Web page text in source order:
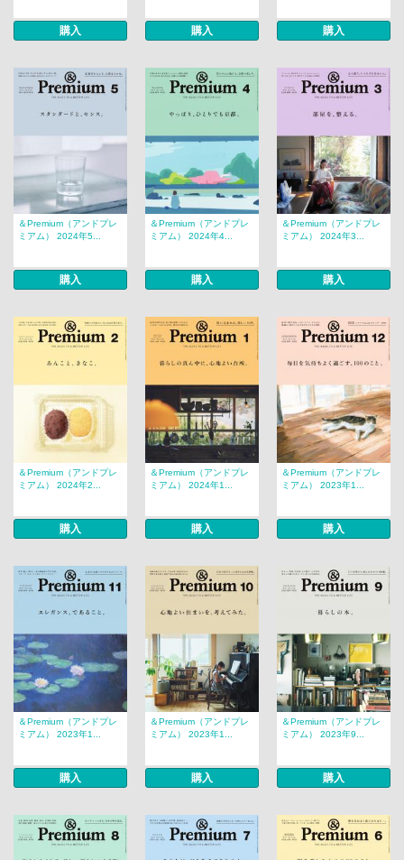
購入 購入 購入
＆Premium（アンドプレ
ミアム） 2024年5...
購入
＆Premium（アンドプレ
ミアム） 2024年4...
購入
＆Premium（アンドプレ
ミアム） 2024年3...
購入
＆Premium（アンドプレ
ミアム） 2024年2...
購入
＆Premium（アンドプレ
ミアム） 2024年1...
購入
＆Premium（アンドプレ
ミアム） 2023年1...
購入
＆Premium（アンドプレ
ミアム） 2023年1...
購入
＆Premium（アンドプレ
ミアム） 2023年1...
購入
＆Premium（アンドプレ
ミアム） 2023年9...
購入